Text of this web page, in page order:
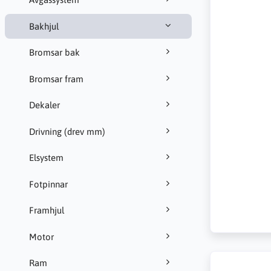
Bakhjul
Bromsar bak
Bromsar fram
Dekaler
Drivning (drev mm)
Elsystem
Fotpinnar
Framhjul
Motor
Ram